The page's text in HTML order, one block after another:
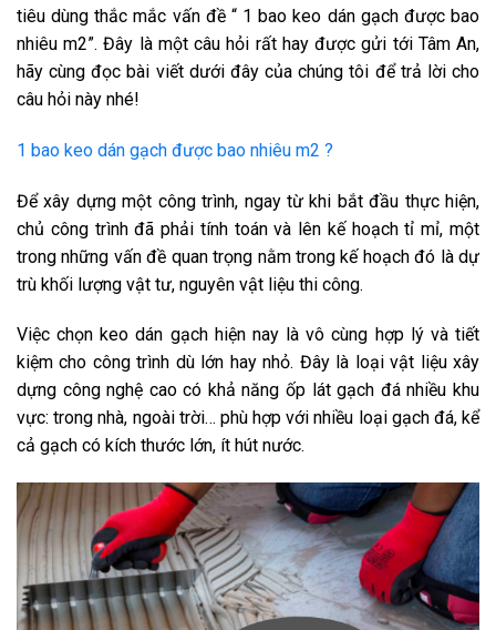
tiêu dùng thắc mắc vấn đề “ 1 bao keo dán gạch được bao
nhiêu m2”. Đây là một câu hỏi rất hay được gửi tới Tâm An,
hãy cùng đọc bài viết dưới đây của chúng tôi để trả lời cho
câu hỏi này nhé!
1 bao keo dán gạch được bao nhiêu m2 ?
Để xây dựng một công trình, ngay từ khi bắt đầu thực hiện,
chủ công trình đã phải tính toán và lên kế hoạch tỉ mỉ, một
trong những vấn đề quan trọng nằm trong kế hoạch đó là dự
trù khối lượng vật tư, nguyên vật liệu thi công.
Việc chọn keo dán gạch hiện nay là vô cùng hợp lý và tiết
kiệm cho công trình dù lớn hay nhỏ. Đây là loại vật liệu xây
dựng công nghệ cao có khả năng ốp lát gạch đá nhiều khu
vực: trong nhà, ngoài trời… phù hợp với nhiều loại gạch đá, kể
cả gạch có kích thước lớn, ít hút nước.